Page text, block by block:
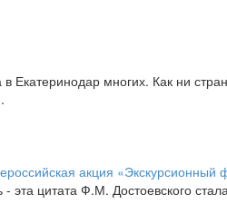
Екатеринодар многих. Как ни
акция
эта цитата Ф.М. Достоевского